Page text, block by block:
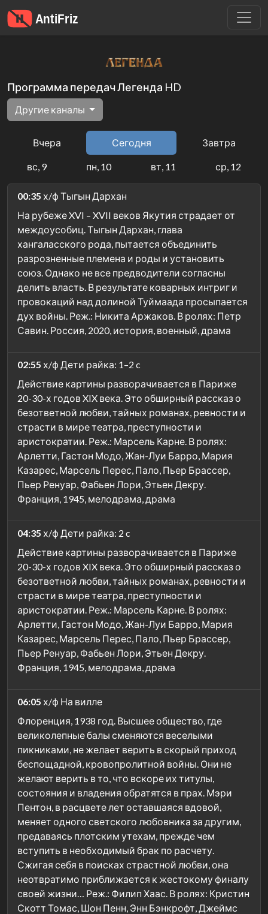
Программа передач Легенда HD
Другие каналы
Вчера Сегодня Завтра
вс, 9 пн, 10 вт, 11 ср, 12
00:35 х/ф Тыгын Дархан
На рубеже XVI – XVII веков Якутия страдает от
междоусобиц. Тыгын Дархан, глава
хангаласского рода, пытается объединить
разрозненные племена и роды и установить
союз. Однако не все предводители согласны
делить власть. В результате коварных интриг и
провокаций над долиной Туймаада просыпается
дух войны. Реж.: Никита Аржаков. В ролях: Петр
Савин. Россия, 2020, история, военный, драма
02:55 х/ф Дети райка: 1–2 c
Действие картины разворачивается в Париже
20-30-х годов XIX века. Это обширный рассказ о
безответной любви, тайных романах, ревности и
страсти в мире театра, преступности и
аристократии. Реж.: Марсель Карне. В ролях:
Арлетти, Гастон Модо, Жан-Луи Барро, Мария
Казарес, Марсель Перес, Пало, Пьер Брассер,
Пьер Ренуар, Фабьен Лори, Этьен Декру.
Франция, 1945, мелодрама, драма
04:35 х/ф Дети райка: 2 c
Действие картины разворачивается в Париже
20-30-х годов XIX века. Это обширный рассказ о
безответной любви, тайных романах, ревности и
страсти в мире театра, преступности и
аристократии. Реж.: Марсель Карне. В ролях:
Арлетти, Гастон Модо, Жан-Луи Барро, Мария
Казарес, Марсель Перес, Пало, Пьер Брассер,
Пьер Ренуар, Фабьен Лори, Этьен Декру.
Франция, 1945, мелодрама, драма
06:05 х/ф На вилле
Флоренция, 1938 год. Высшее общество, где
великолепные балы сменяются веселыми
пикниками, не желает верить в скорый приход
беспощадной, кровопролитной войны. Они не
желают верить в то, что вскоре их титулы,
состояния и владения обратятся в прах. Мэри
Пентон, в расцвете лет оставшаяся вдовой,
меняет одного светского любовника за другим,
предаваясь плотским утехам, прежде чем
вступить в необходимый брак по расчету.
Сжигая себя в поисках страстной любви, она
неотвратимо приближается к жестокому финалу
своей жизни… Реж.: Филип Хаас. В ролях: Кристин
Скотт Томас, Шон Пенн, Энн Бэнкрофт, Джеймс